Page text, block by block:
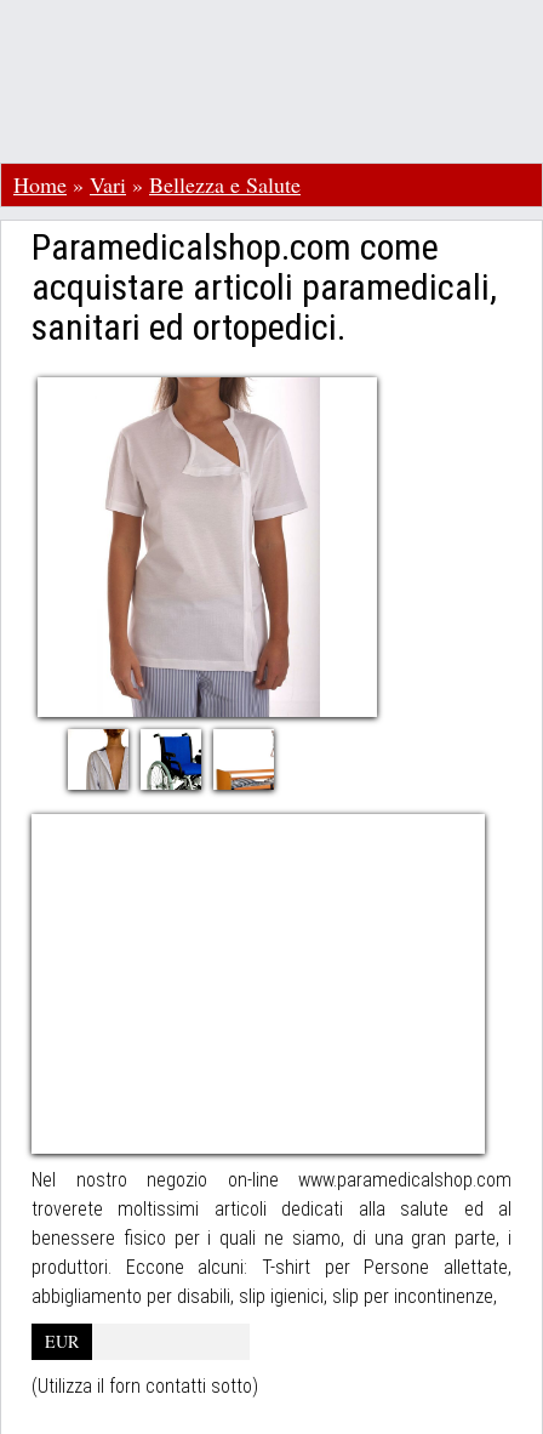
Home » Vari » Bellezza e Salute
Paramedicalshop.com come
acquistare articoli paramedicali,
sanitari ed ortopedici.
Nel nostro negozio on-line www.paramedicalshop.com
troverete moltissimi articoli dedicati alla salute ed al
benessere fisico per i quali ne siamo, di una gran parte, i
produttori. Eccone alcuni: T-shirt per Persone allettate,
abbigliamento per disabili, slip igienici, slip per incontinenze,
EUR
(Utilizza il forn contatti sotto)